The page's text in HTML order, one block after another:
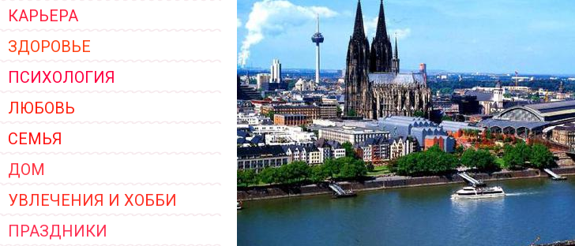
ЖЕНСКОЙ ОДЕЖДЫ 2026
КАРЬЕРА
ЗДОРОВЬЕ
ПСИХОЛОГИЯ
ЛЮБОВЬ
СЕМЬЯ
ДОМ
УВЛЕЧЕНИЯ И ХОББИ
ПРАЗДНИКИ